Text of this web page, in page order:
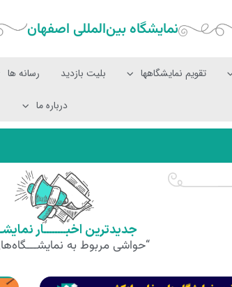
نمایشگاه بین‌المللی‌ اصفهان
تقویم نمایشگاهها بلیت بازدید رسانه ها
درباره ما
جدیدترین اخبــــــــار
“حواشی مربوط به